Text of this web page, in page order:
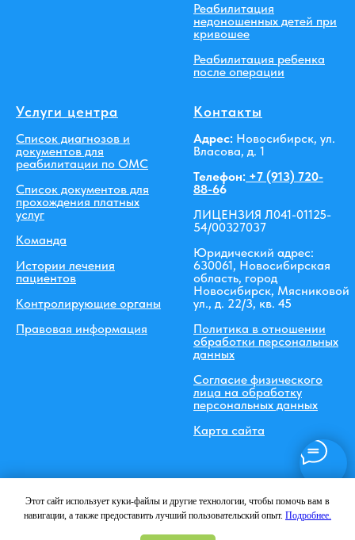
Этот сайт использует куки-файлы и другие технологии, чтобы помочь вам в
навигации, а также предоставить лучший пользовательский опыт. Подробнее.
Реабилитация
недоношенных детей при
кривошее
Реабилитация ребенка
после операции
Услуги центра
Список диагнозов и
документов для
реабилитации по ОМС
Список документов для
прохождения платных
услуг
Команда
Истории лечения
пациентов
Контролирующие органы
Правовая информация
Контакты
Адрес: Новосибирск, ул.
Власова, д. 1
Телефон: +7 (913) 720-
88-66
ЛИЦЕНЗИЯ Л041-01125-
54/00327037
Юридический адрес:
630061, Новосибирская
область, город
Новосибирск, Мясниковой
ул., д. 22/3, кв. 45
Политика в отношении
обработки персональных
данных
Согласие физического
лица на обработку
персональных данных
Карта сайта
Вся информация, включая цены, предоставлена для ознакомления и не является
публичной офертой (ст.435 ГК РФ, cт. 437 ГК РФ).